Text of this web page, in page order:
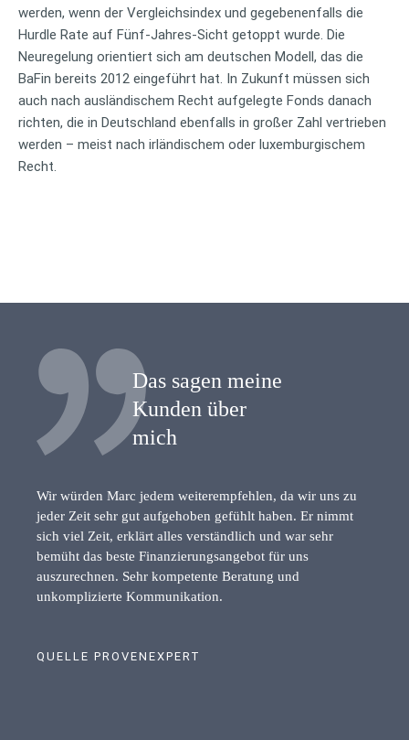
werden, wenn der Vergleichsindex und gegebenenfalls die
Hurdle Rate auf Fünf-Jahres-Sicht getoppt wurde. Die
Neuregelung orientiert sich am deutschen Modell, das die
BaFin bereits 2012 eingeführt hat. In Zukunft müssen sich
auch nach ausländischem Recht aufgelegte Fonds danach
richten, die in Deutschland ebenfalls in großer Zahl vertrieben
werden – meist nach irländischem oder luxemburgischem
Recht.
Das sagen meine
Kunden über
mich
Wir würden Marc jedem weiterempfehlen, da wir uns zu
jeder Zeit sehr gut aufgehoben gefühlt haben. Er nimmt
sich viel Zeit, erklärt alles verständlich und war sehr
bemüht das beste Finanzierungsangebot für uns
auszurechnen. Sehr kompetente Beratung und
unkomplizierte Kommunikation.
QUELLE PROVENEXPERT